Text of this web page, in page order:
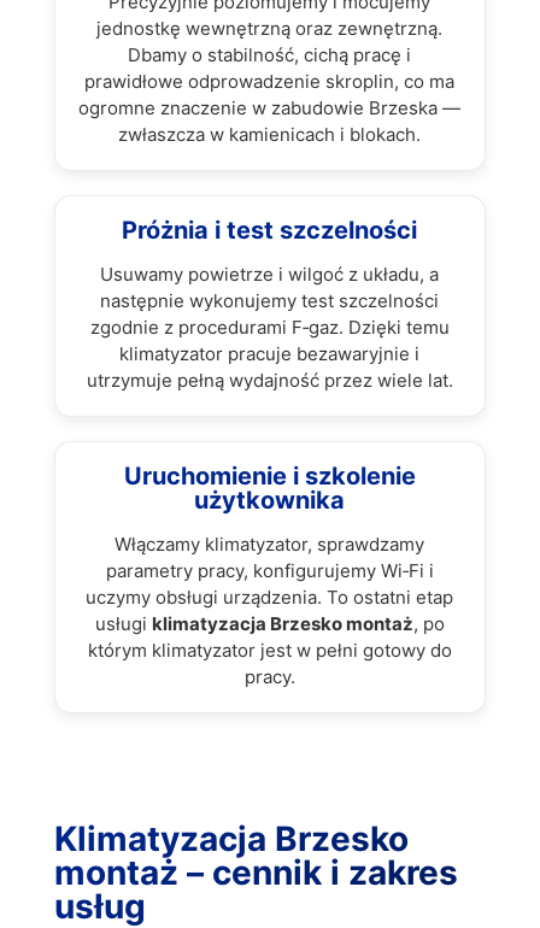
jednostkę wewnętrzną oraz zewnętrzną.
Dbamy o stabilność, cichą pracę i
prawidłowe odprowadzenie skroplin, co ma
ogromne znaczenie w zabudowie Brzeska —
zwłaszcza w kamienicach i blokach.
Próżnia i test szczelności
Usuwamy powietrze i wilgoć z układu, a
następnie wykonujemy test szczelności
zgodnie z procedurami F‑gaz. Dzięki temu
klimatyzator pracuje bezawaryjnie i
utrzymuje pełną wydajność przez wiele lat.
Uruchomienie i szkolenie
użytkownika
Włączamy klimatyzator, sprawdzamy
parametry pracy, konfigurujemy Wi‑Fi i
uczymy obsługi urządzenia. To ostatni etap
usługi klimatyzacja Brzesko montaż, po
którym klimatyzator jest w pełni gotowy do
pracy.
Klimatyzacja Brzesko
montaż – cennik i zakres
usług